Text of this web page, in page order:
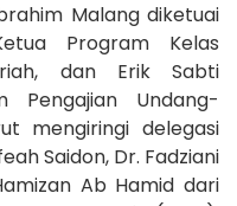
Malang diketuai
Program Kelas
dan Erik Sabti
Pengajian Undang-
mengiringi delegasi
Saidon, Dr. Fadziani
Ab Hamid dari